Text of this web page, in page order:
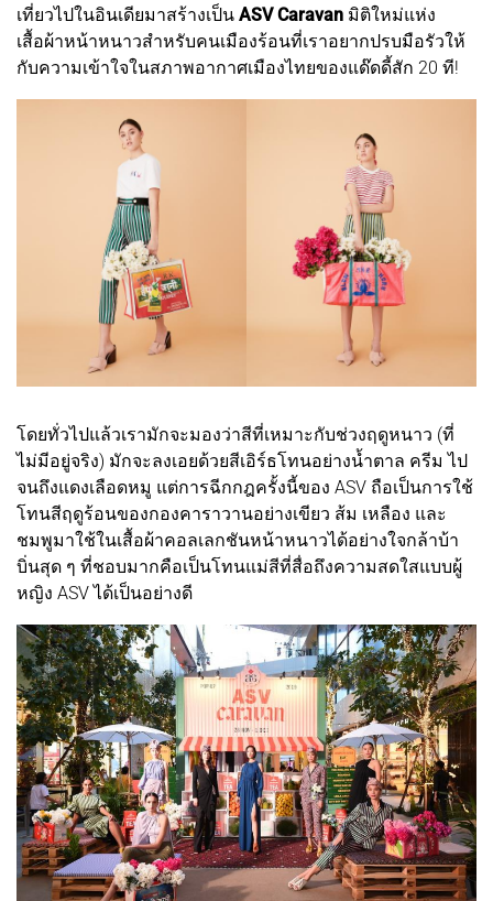
เที่ยวไปในอินเดียมาสร้างเป็น ASV Caravan มิติใหม่แห่ง
เสื้อผ้าหน้าหนาวสำหรับคนเมืองร้อนที่เราอยากปรบมือรัวให้
กับความเข้าใจในสภาพอากาศเมืองไทยของแด๊ดดี้สัก 20 ที!
โดยทั่วไปแล้วเรามักจะมองว่าสีที่เหมาะกับช่วงฤดูหนาว (ที่
ไม่มีอยู่จริง) มักจะลงเอยด้วยสีเอิร์ธโทนอย่างน้ำตาล ครีม ไป
จนถึงแดงเลือดหมู แต่การฉีกกฎครั้งนี้ของ ASV ถือเป็นการใช้
โทนสีฤดูร้อนของกองคาราวานอย่างเขียว ส้ม เหลือง และ
ชมพูมาใช้ในเสื้อผ้าคอลเลกชันหน้าหนาวได้อย่างใจกล้าบ้า
บิ่นสุด ๆ ที่ชอบมากคือเป็นโทนแม่สีที่สื่อถึงความสดใสแบบผู้
หญิง ASV ได้เป็นอย่างดี